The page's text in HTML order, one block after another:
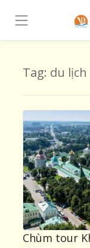
Tag: du
Chùm tour